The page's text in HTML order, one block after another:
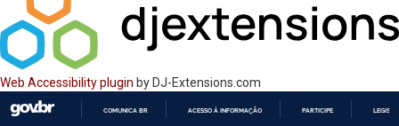
Web Accessibility plugin by DJ-Extensions.com
COMUNICA BR ACESSO À INFORMAÇÃO PARTICIPE